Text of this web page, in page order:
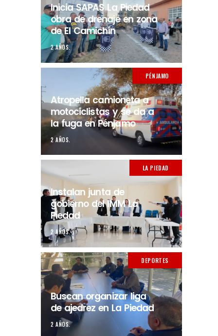
Inicia SAPAS La Piedad
obra de drenaje en zona
de El Camichín
2 AÑOS.
PÉNJAMO
Atropella camioneta a
motociclistas y se da a
la fuga en Pénjamo
2 AÑOS.
LA PIEDAD
Instalan junta de
gobierno del IMM La
Piedad
2 AÑOS.
DEPORTES
Buscan organizar liga
de ajedrez en La Piedad
2 AÑOS.